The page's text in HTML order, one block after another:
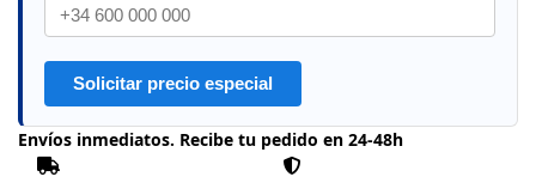
Solicitar precio especial
Envíos inmediatos. Recibe tu pedido en 24-48h